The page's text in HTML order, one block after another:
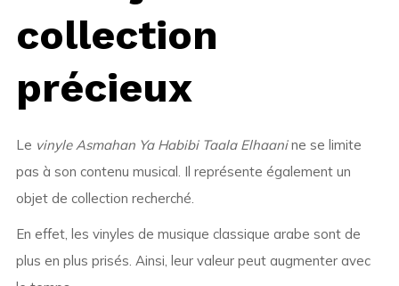
collection
précieux
Le vinyle Asmahan Ya Habibi Taala Elhaanine se limite
pas à son contenu musical. Il représente également un
objet de collection recherché.
En effet, les vinyles de musique classique arabe sont de
plus en plus prisés. Ainsi, leur valeur peut augmenter avec